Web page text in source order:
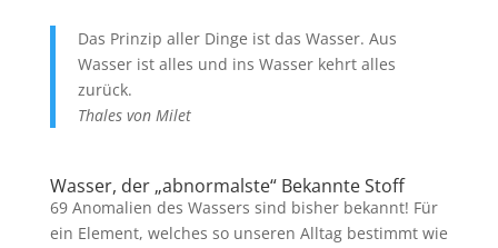
Das Prinzip aller Dinge ist das Wasser. Aus
Wasser ist alles und ins Wasser kehrt alles
zurück.
Thales von Milet
Wasser, der „abnormalste“ Bekannte Stoff
69 Anomalien des Wassers sind bisher bekannt! Für
ein Element, welches so unseren Alltag bestimmt wie